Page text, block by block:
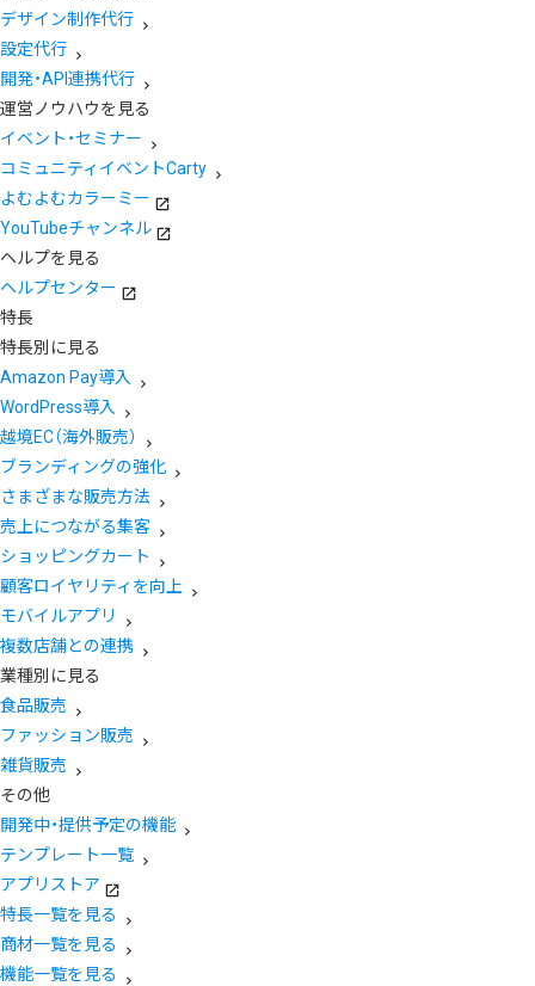
デザイン制作代行
設定代行
開発・API連携代行
運営ノウハウを見る
イベント・セミナー
コミュニティイベントCarty
よむよむカラーミー
YouTubeチャンネル
ヘルプを見る
ヘルプセンター
特長
特長別に見る
Amazon Pay導入
WordPress導入
越境EC（海外販売）
ブランディングの強化
さまざまな販売方法
売上につながる集客
ショッピングカート
顧客ロイヤリティを向上
モバイルアプリ
複数店舗との連携
業種別に見る
食品販売
ファッション販売
雑貨販売
その他
開発中・提供予定の機能
テンプレート一覧
アプリストア
特長一覧を見る
商材一覧を見る
機能一覧を見る